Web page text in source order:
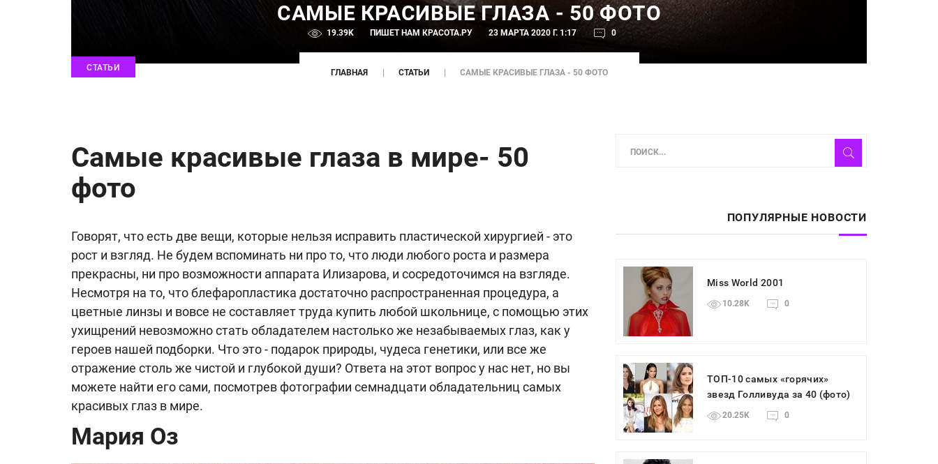
САМЫЕ КРАСИВЫЕ ГЛАЗА - 50 ФОТО
19.39K ПИШЕТ НАМ КРАСОТА.РУ 23 МАРТА 2020 Г. 1:17 0
СТАТЬИ ГЛАВНАЯ СТАТЬИ САМЫЕ КРАСИВЫЕ ГЛАЗА - 50 ФОТО
Самые красивые глаза в мире- 50
фото
Говорят, что есть две вещи, которые нельзя исправить пластической хирургией - это
рост и взгляд. Не будем вспоминать ни про то, что люди любого роста и размера
прекрасны, ни про возможности аппарата Илизарова, и сосредоточимся на взгляде.
Несмотря на то, что блефаропластика достаточно распространенная процедура, а
цветные линзы и вовсе не составляет труда купить любой школьнице, с помощью этих
ухищрений невозможно стать обладателем настолько же незабываемых глаз, как у
героев нашей подборки. Что это - подарок природы, чудеса генетики, или все же
отражение столь же чистой и глубокой души? Ответа на этот вопрос у нас нет, но вы
можете найти его сами, посмотрев фотографии семнадцати обладательниц самых
красивых глаз в мире.
Мария Оз
ПОПУЛЯРНЫЕ НОВОСТИ
Miss World 2001
10.28K 0
ТОП-10 самых «горячих»
звезд Голливуда за 40 (фото)
20.25K 0